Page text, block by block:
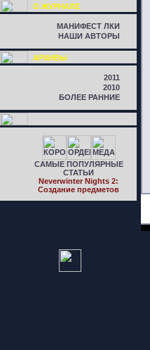
О ЖУРНАЛЕ
МАНИФЕСТ ЛКИ
НАШИ АВТОРЫ
АРХИВЫ
2011
2010
БОЛЕЕ РАННИЕ
САМЫЕ ПОПУЛЯРНЫЕ
СТАТЬИ
Neverwinter Nights 2:
Cоздание предметов